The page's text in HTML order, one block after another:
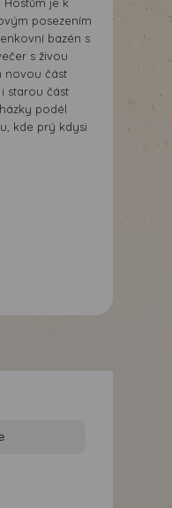
posezením
bazén s
s živou
novou část
starou část
podél
kde prý kdysi